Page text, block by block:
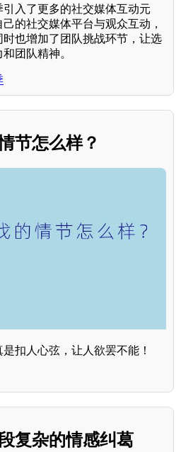
入了更多的社交媒体互动元
的社交媒体平台与观众互动，
也增加了团队挑战环节，让选
团队精神。
节怎么样？
扣人心弦，让人欲罢不能！
复杂的情感纠葛